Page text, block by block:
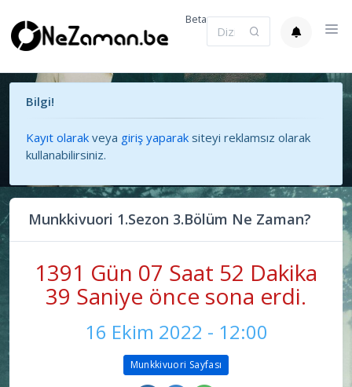
Beta
Bilgi!
Kayıt olarak veya giriş yaparak siteyi reklamsız olarak
kullanabilirsiniz.
Munkkivuori 1.Sezon 3.Bölüm Ne Zaman?
1391 Gün 07 Saat 52 Dakika
39 Saniye önce sona erdi.
16 Ekim 2022 - 12:00
Munkkivuori Sayfası